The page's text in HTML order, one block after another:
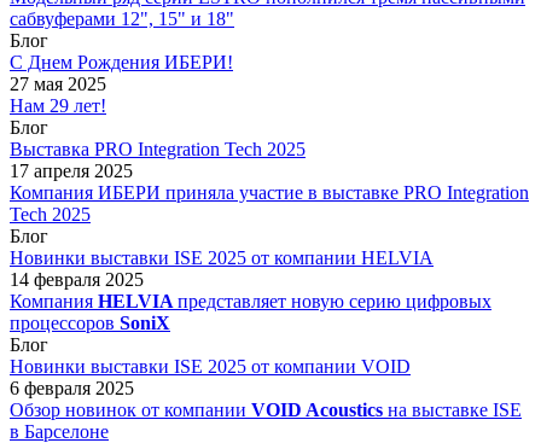
сабвуферами 12", 15" и 18"
Блог
С Днем Рождения ИБЕРИ!
27 мая 2025
Нам 29 лет!
Блог
Выставка PRO Integration Tech 2025
17 апреля 2025
Компания ИБЕРИ приняла участие в выставке PRO Integration
Tech 2025
Блог
Новинки выставки ISE 2025 от компании HELVIA
14 февраля 2025
Компания HELVIA представляет новую серию цифровых
процессоров SoniX
Блог
Новинки выставки ISE 2025 от компании VOID
6 февраля 2025
Обзор новинок от компании VOID Acoustics на выставке ISE
в Барселоне